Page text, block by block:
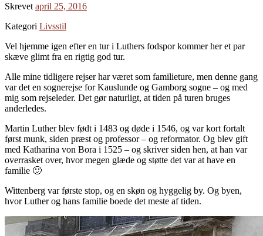
Skrevet april 25, 2016
Kategori Livsstil
Vel hjemme igen efter en tur i Luthers fodspor kommer her et par
skæve glimt fra en rigtig god tur.
Alle mine tidligere rejser har været som familieture, men denne gang
var det en sognerejse for Kauslunde og Gamborg sogne – og med
mig som rejseleder. Det gør naturligt, at tiden på turen bruges
anderledes.
Martin Luther blev født i 1483 og døde i 1546, og var kort fortalt
først munk, siden præst og professor – og reformator. Og blev gift
med Katharina von Bora i 1525 – og skriver siden hen, at han var
overrasket over, hvor megen glæde og støtte det var at have en
familie 🙂
Wittenberg var første stop, og en skøn og hyggelig by. Og byen,
hvor Luther og hans familie boede det meste af tiden.